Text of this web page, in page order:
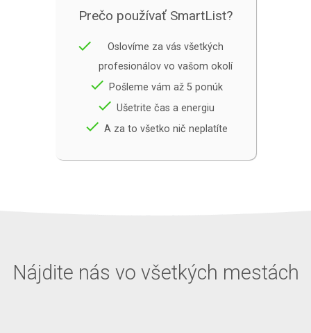
Prečo používať SmartList?
done
Oslovíme za vás všetkých
profesionálov vo vašom okolí
done Pošleme vám až 5 ponúk
done Ušetrite čas a energiu
done A za to všetko nič neplatíte
Nájdite nás vo všetkých mestách